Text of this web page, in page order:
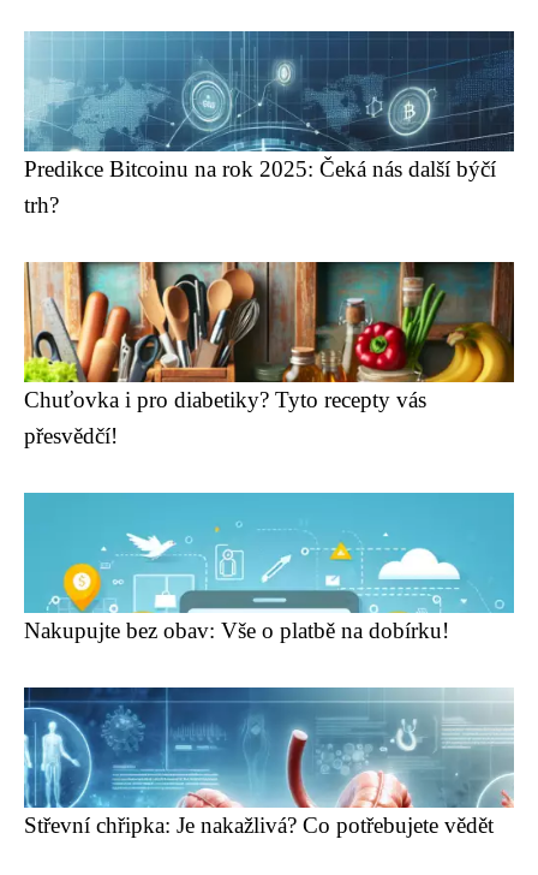
Predikce Bitcoinu na rok 2025: Čeká nás další býčí
trh?
Chuťovka i pro diabetiky? Tyto recepty vás
přesvědčí!
Nakupujte bez obav: Vše o platbě na dobírku!
Střevní chřipka: Je nakažlivá? Co potřebujete vědět